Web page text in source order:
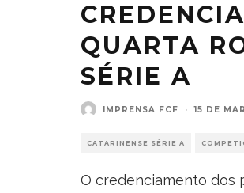
QUARTA
SÉRIE A
IMPRENSA FCF · 15 DE
CATARINENSE SÉRIE A
O credenciamento dos